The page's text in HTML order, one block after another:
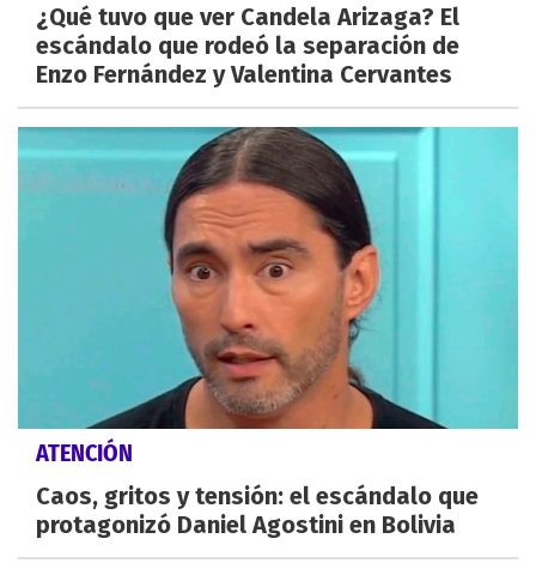
¿Qué tuvo que ver Candela Arizaga? El
escándalo que rodeó la separación de
Enzo Fernández y Valentina Cervantes
ATENCIÓN
Caos, gritos y tensión: el escándalo que
protagonizó Daniel Agostini en Bolivia